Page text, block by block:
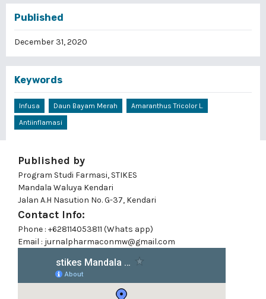
Published
December 31, 2020
Keywords
Infusa Daun Bayam Merah
Amaranthus Tricolor L.
Antiinflamasi
Published by
Program Studi Farmasi, STIKES
Mandala Waluya Kendari
Jalan A.H Nasution No. G-37, Kendari
Contact Info:
Phone : +628114053811 (Whats app)
Email : jurnalpharmaconmw@gmail.com